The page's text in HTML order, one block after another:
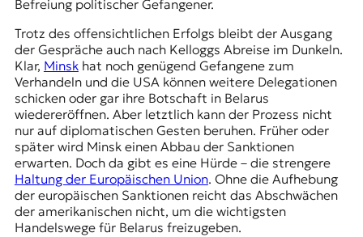
Befreiung politischer Gefangener.
Trotz des offensichtlichen Erfolgs bleibt der Ausgang
der Gespräche auch nach Kelloggs Abreise im Dunkeln.
Klar, Minskhat noch genügend Gefangene zum
Verhandeln und die USA können weitere Delegationen
schicken oder gar ihre Botschaft in Belarus
wiedereröffnen. Aber letztlich kann der Prozess nicht
nur auf diplomatischen Gesten beruhen. Früher oder
später wird Minsk einen Abbau der Sanktionen
erwarten. Doch da gibt es eine Hürde – die strengere
Haltung der Europäischen Union. Ohne die Aufhebung
der europäischen Sanktionen reicht das Abschwächen
der amerikanischen nicht, um die wichtigsten
Handelswege für Belarus freizugeben.